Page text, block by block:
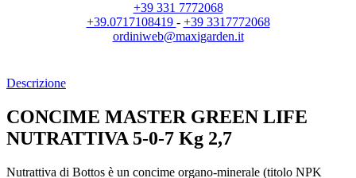
+39 331 7772068
+39.0717108419 - +39 3317772068
ordiniweb@maxigarden.it
Descrizione
CONCIME MASTER GREEN LIFE
NUTRATTIVA 5-0-7 Kg 2,7
Nutrattiva di Bottos è un concime organo-minerale (titolo NPK